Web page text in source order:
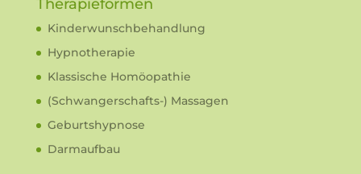
Therapieformen
Kinderwunschbehandlung
Hypnotherapie
Klassische Homöopathie
(Schwangerschafts-) Massagen
Geburtshypnose
Darmaufbau